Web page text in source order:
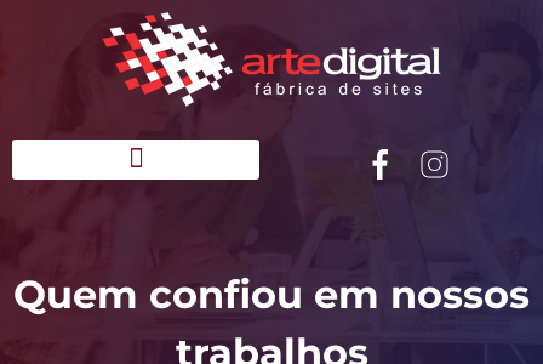
Quem confiou em nossos
trabalhos